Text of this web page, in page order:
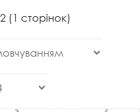
(1 сторінок)